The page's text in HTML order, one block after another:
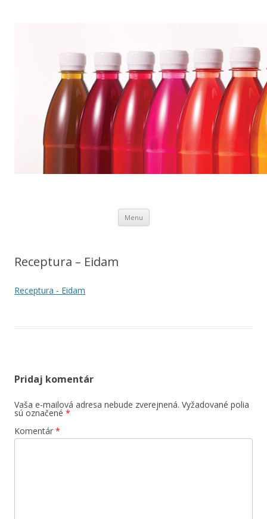
Menu Preskočiť
obsah
Receptura – Eidam
Receptura - Eidam
Pridaj komentár
Vaša e-mailová adresa nebude zverejnená. Vyžadované polia
sú označené *
Komentár *